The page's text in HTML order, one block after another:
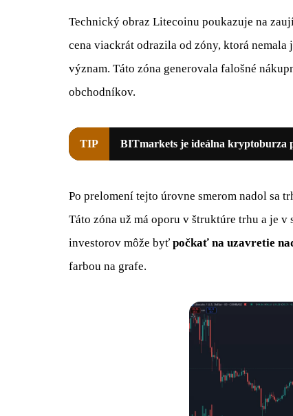
Technický obraz Litecoinu poukazuje na
cena viackrát odrazila od zóny, ktorá
význam. Táto zóna generovala falošné
obchodníkov.
TIP BITmarkets je ideálna kryptoburza
Po prelomení tejto úrovne smerom nadol sa
Táto zóna už má oporu v štruktúre trhu a je
investorov môže byť počkať na uzavretie
farbou na grafe.